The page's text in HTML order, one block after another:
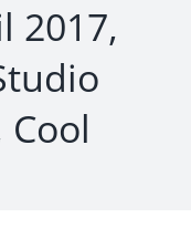
2017,
Cool